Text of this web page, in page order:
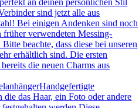
an deinen persönlichen Stil
sind jetzt alle aus
Bei einigen Andenken sind noch
verwendeten Messing-
beachte, dass diese bei unseren
erhältlich sind. Die ersten
die neuen Charms aus
Handgefertigte
die das Haar, ein Foto oder andere